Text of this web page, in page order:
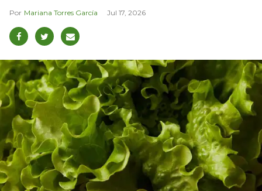
Mariana Torres García Jul 17, 2026